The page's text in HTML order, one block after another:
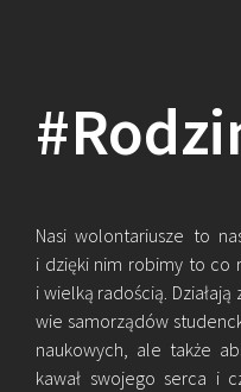
Nasi wo­lon­ta­riu­sze to
i dzię­ki nim ro­bi­my to co
i wiel­ką ra­do­ścią.
wie sa­mo­rzą­dów
na­uko­wych, ale także
kawał swo­je­go serca i